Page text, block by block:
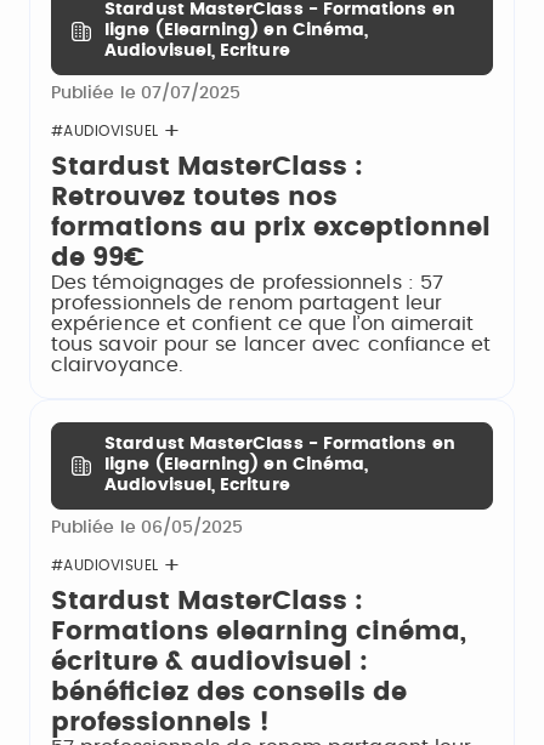
Stardust MasterClass - Formations en
ligne (Elearning) en Cinéma,
Audiovisuel, Ecriture
Publiée le 07/07/2025
#AUDIOVISUEL
Stardust MasterClass :
Retrouvez toutes nos
formations au prix exceptionnel
de 99€
Des témoignages de professionnels : 57
professionnels de renom partagent leur
expérience et confient ce que l’on aimerait
tous savoir pour se lancer avec confiance et
clairvoyance.
Stardust MasterClass - Formations en
ligne (Elearning) en Cinéma,
Audiovisuel, Ecriture
Publiée le 06/05/2025
#AUDIOVISUEL
Stardust MasterClass :
Formations elearning cinéma,
écriture & audiovisuel :
bénéficiez des conseils de
professionnels !